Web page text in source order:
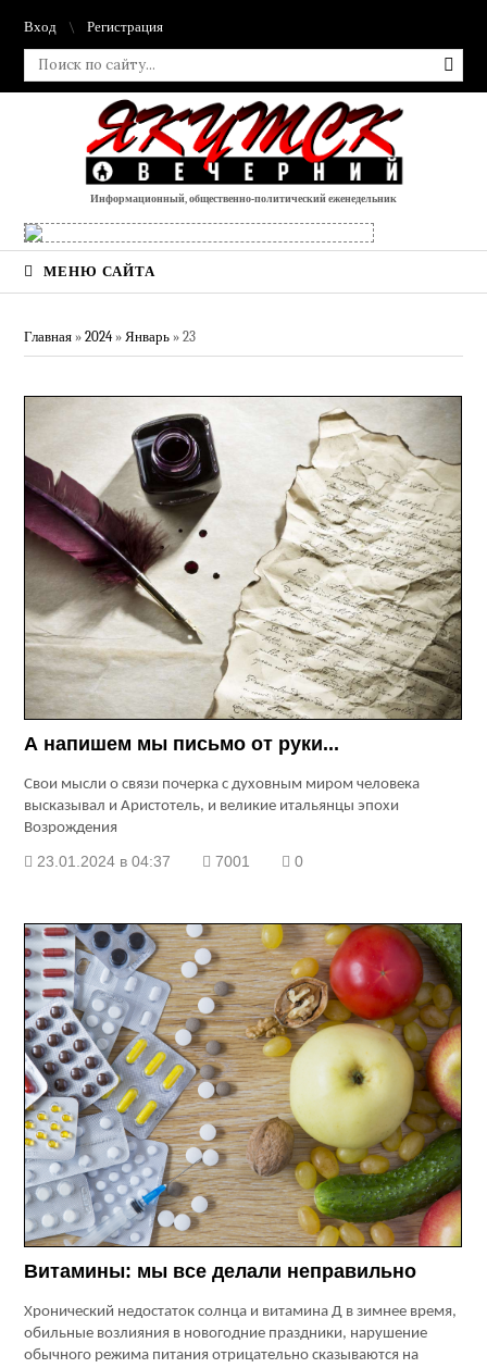
Вход Регистрация
Информационный, общественно-политический еженедельник
МЕНЮ САЙТА
Главная »2024 » Январь » 23
А напишем мы письмо от руки...
Свои мысли о связи почерка с духовным миром человека
высказывал и Аристотель, и великие итальянцы эпохи
Возрождения
23.01.2024 в 04:37 7001 0
Витамины: мы все делали неправильно
Хронический недостаток солнца и витамина Д в зимнее время,
обильные возлияния в новогодние праздники, нарушение
обычного режима питания отрицательно сказываются на